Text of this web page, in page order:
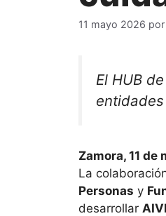
11 mayo 2026 por
El HUB
Zamora, 11 de
La
Personas y
desarrollar